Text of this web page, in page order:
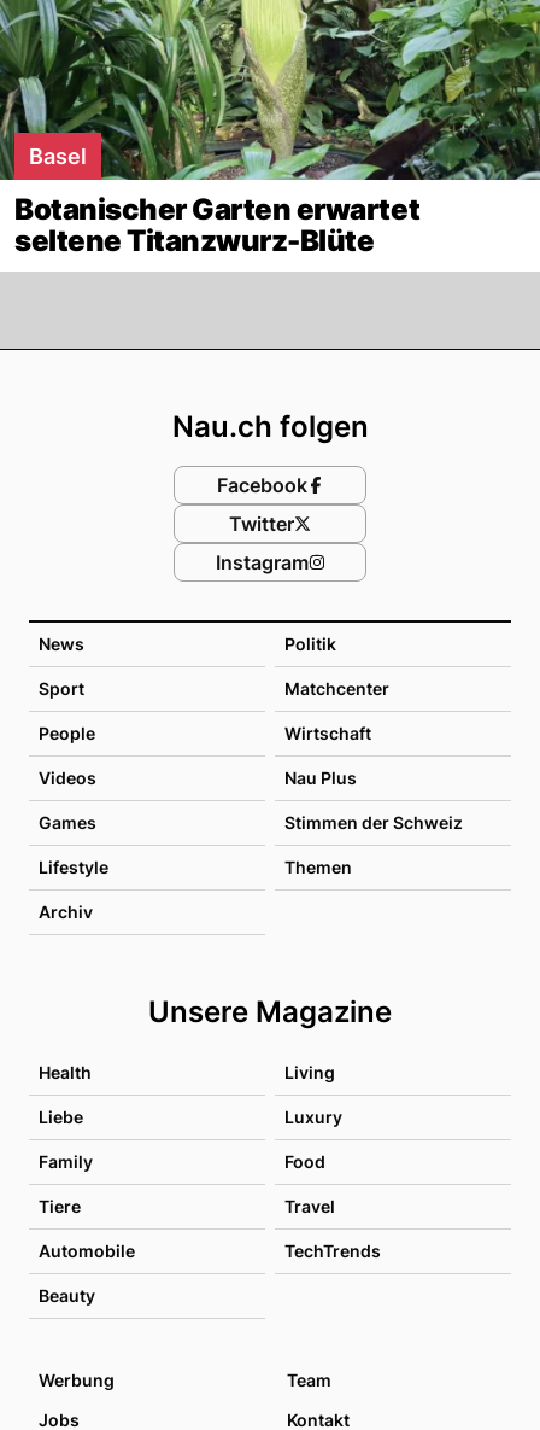
Basel
Botanischer Garten erwartet
seltene Titanzwurz-Blüte
News Politik
Sport Matchcenter
People Wirtschaft
Videos Nau Plus
Games Stimmen der Schweiz
Lifestyle Themen
Archiv
Unsere Magazine
Health Living
Liebe Luxury
Family Food
Tiere Travel
Automobile TechTrends
Beauty
Nau.ch folgen
Facebook
Twitter
Instagram
Werbung
Team
Jobs
Kontakt